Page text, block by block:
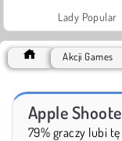
Lady Popular
Akcji Games
Apple
79% graczy lubi